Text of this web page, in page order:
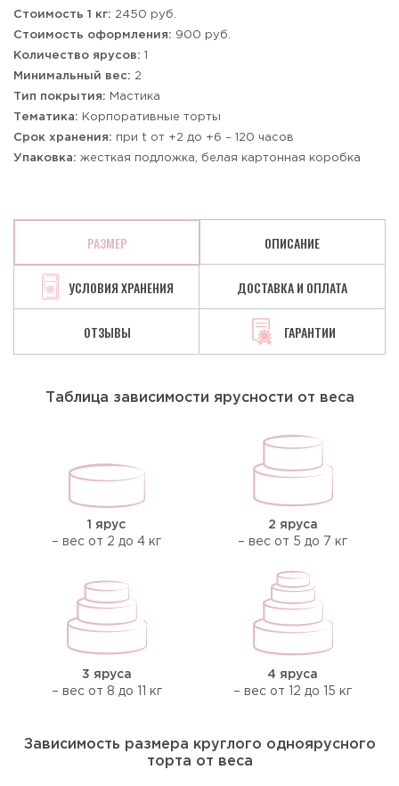
Стоимость 1 кг: 2450 руб.
Стоимость оформления: 900 руб.
Количество ярусов: 1
Минимальный вес: 2
Тип покрытия: Мастика
Тематика: Корпоративные торты
Срок хранения: при t от +2 до +6 – 120 часов
Упаковка: жесткая подложка, белая картонная коробка
РАЗМЕР ОПИСАНИЕ
УСЛОВИЯ ХРАНЕНИЯ ДОСТАВКА И ОПЛАТА
ОТЗЫВЫ ГАРАНТИИ
Таблица зависимости ярусности от веса
1 ярус
– вес от 2 до 4 кг
2 яруса
– вес от 5 до 7 кг
3 яруса
– вес от 8 до 11 кг
4 яруса
– вес от 12 до 15 кг
Зависимость размера круглого одноярусного
торта от веса